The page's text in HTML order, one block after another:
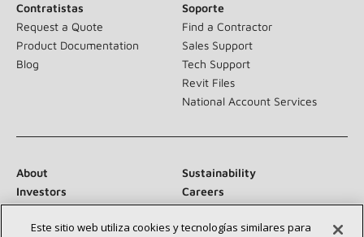
Contratistas
Request a Quote
Product Documentation
Blog
Soporte
Find a Contractor
Sales Support
Tech Support
Revit Files
National Account Services
About
Sustainability
Investors
Careers
Newsroom
Este sitio web utiliza cookies y tecnologías similares para